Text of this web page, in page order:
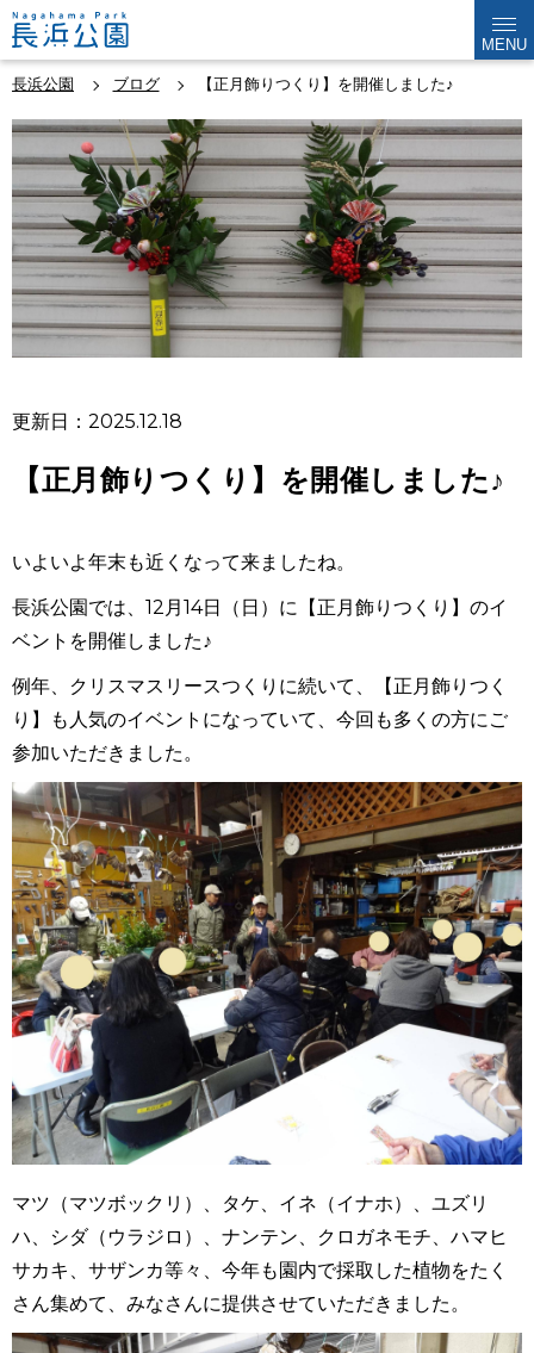
MENU
長浜公園 ブログ 【正月飾りつくり】を開催しました♪
更新日：2025.12.18
【正月飾りつくり】を開催しました♪
いよいよ年末も近くなって来ましたね。
長浜公園では、12月14日（日）に【正月飾りつくり】のイ
ベントを開催しました♪
例年、クリスマスリースつくりに続いて、【正月飾りつく
り】も人気のイベントになっていて、今回も多くの方にご
参加いただきました。
マツ（マツボックリ）、タケ、イネ（イナホ）、ユズリ
ハ、シダ（ウラジロ）、ナンテン、クロガネモチ、ハマヒ
サカキ、サザンカ等々、今年も園内で採取した植物をたく
さん集めて、みなさんに提供させていただきました。